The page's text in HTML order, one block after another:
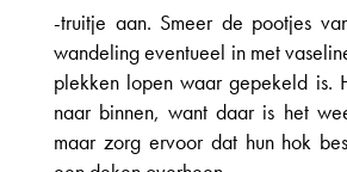
-truitje aan. Smeer de pootjes
wandeling eventueel in met
plekken lopen waar gepekeld is.
naar binnen, want daar is het
maar zorg ervoor dat hun hok